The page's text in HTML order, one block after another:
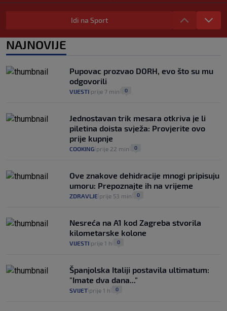
"Kći je otišla na more, a zaboravila
zdravstvenu iskaznicu". Kakva su prava
pacijenata izvan mjesta prebivališta?
VIJESTI 1. kol. 1
junaci naših priča budu oni koji pomažu,
a ne oni koji su pobijedili nekoga"
VIJESTI 30. srp.
Idi na Sport
NAJNOVIJE
Pupovac prozvao DORH, evo što su mu
odgovorili
VIJESTI prije 7 min 0
Jednostavan trik mesara otkriva je li
piletina doista svježa: Provjerite ovo
prije kupnje
COOKING prije 22 min 0
Ove znakove dehidracije mnogi pripisuju
umoru: Prepoznajte ih na vrijeme
ZDRAVLJE prije 53 min 0
Nesreća na A1 kod Zagreba stvorila
kilometarske kolone
VIJESTI prije 1 h 0
Španjolska Italiji postavila ultimatum:
"Imate dva dana..."
SVIJET prije 1 h 0